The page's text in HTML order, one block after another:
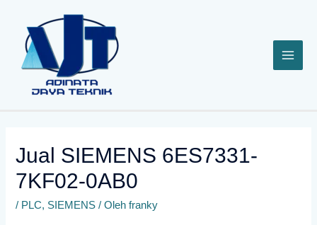
konten
Jual SIEMENS 6ES7331-
7KF02-0AB0
/ PLC, SIEMENS / Olehfranky